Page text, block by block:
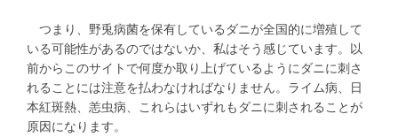
つまり、野兎病菌を保有しているダニが全国的に増殖して
いる可能性があるのではないか、私はそう感じています。以
前からこのサイトで何度か取り上げているようにダニに刺さ
れることには注意を払わなければなりません。ライム病、日
本紅斑熱、恙虫病、これらはいずれもダニに刺されることが
原因になります。